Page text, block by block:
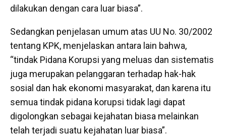
dilakukan dengan cara luar biasa”.
Sedangkan penjelasan umum atas UU No. 30/2002
tentang KPK, menjelaskan antara lain bahwa,
“tindak Pidana Korupsi yang meluas dan sistematis
juga merupakan pelanggaran terhadap hak-hak
sosial dan hak ekonomi masyarakat, dan karena itu
semua tindak pidana korupsi tidak lagi dapat
digolongkan sebagai kejahatan biasa melainkan
telah terjadi suatu kejahatan luar biasa”.